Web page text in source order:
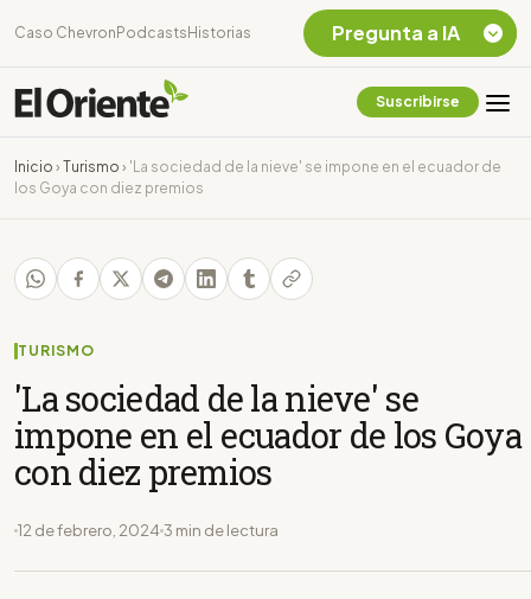
Caso Chevron Podcasts Historias
Suscribirse
Inicio › Turismo › 'La sociedad de la nieve' se impone en el ecuador de
los Goya con diez premios
TURISMO
'La sociedad de la nieve' se
impone en el ecuador de los Goya
con diez premios
12 de febrero, 2024 3 min de lectura
Pregunta a IA
Chevron Ecuador